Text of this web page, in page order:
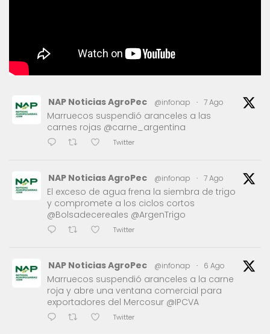
NAP Noticias AgroPec @infonap · 7 Ago
Marruecos suspendió aranceles a las
carnes rojas @carne_argentina
Twitter
NAP Noticias AgroPec @infonap · 7 Ago
El exceso de agua frena la siembra de trigo
y compromete a los ciclos cortos
@Bolsadecereales @ArgenTrigo
Twitter
NAP Noticias AgroPec @infonap · 6 Ago
Marruecos suspendió aranceles a la carne
roja y abre una ventana comercial para
exportadores del Mercosur @IPCVA
Twitter